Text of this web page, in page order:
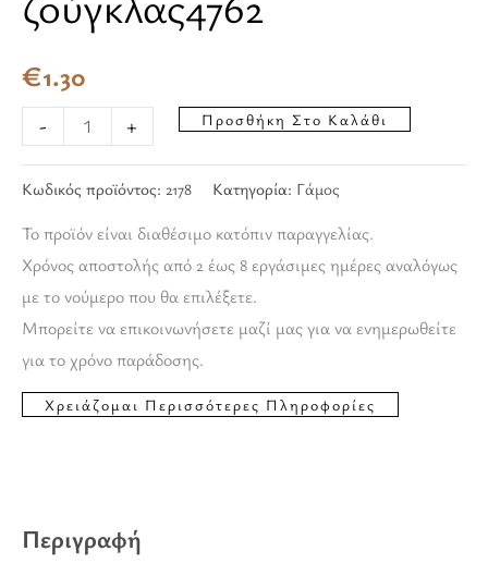
€1.30
- + Προσθήκη Στο Καλάθι
Κωδικός προϊόντος: 2178 Κατηγορία: Γάμος
Το προϊόν είναι διαθέσιμο κατόπιν παραγγελίας.
Χρόνος αποστολής από 2 έως 8 εργάσιμες ημέρες αναλόγως
με το νούμερο που θα επιλέξετε.
Μπορείτε να επικοινωνήσετε μαζί μας για να ενημερωθείτε
για το χρόνο παράδοσης.
Περιγραφή